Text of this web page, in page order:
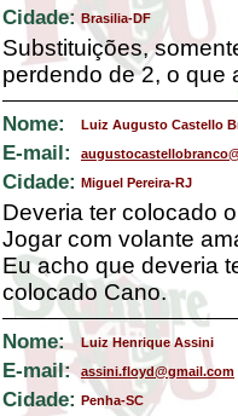
Cidade: Brasilia-DF
Substituições,
perdendo de 2, o que
Nome: Luiz Augusto Castello
E-mail:
Cidade: Miguel Pereira-RJ
Deveria ter colocado
Jogar com volante
Eu acho que deveria
colocado Cano.
Nome: Luiz Henrique Assini
E-mail: assini.floyd@gmail.com
Cidade: Penha-SC